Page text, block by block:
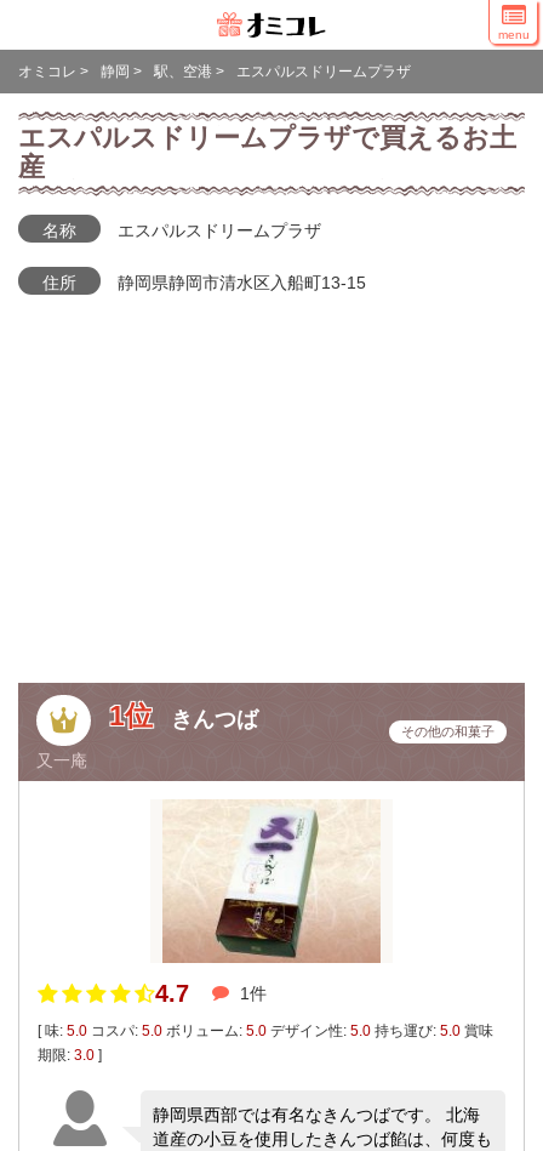
menu
オミコレ > 静岡 > 駅、空港 > エスパルスドリームプラザ
エスパルスドリームプラザで買えるお土
産
名称 エスパルスドリームプラザ
住所 静岡県静岡市清水区入船町13-15
1位 きんつば
又一庵
その他の和菓子
4.7 1件
[ 味: 5.0 コスパ: 5.0 ボリューム: 5.0 デザイン性: 5.0 持ち運び: 5.0 賞味
期限: 3.0 ]
静岡県西部では有名なきんつばです。 北海
道産の小豆を使用したきんつば餡は、何度も